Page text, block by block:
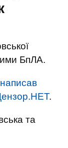
БпЛА.
написав
.
та